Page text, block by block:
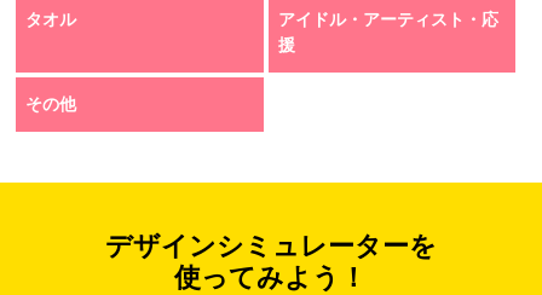
タオル
アイドル・アーティスト・応
援
その他
デザインシミュレーターを
使ってみよう！